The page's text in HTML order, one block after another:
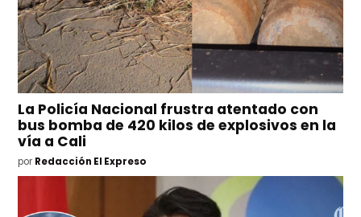
La Policía Nacional frustra atentado con
bus bomba de 420 kilos de explosivos en la
vía a Cali
por Redacción El Expreso